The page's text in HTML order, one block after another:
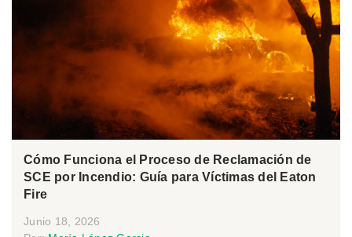
Cómo Funciona el Proceso de Reclamación de
SCE por Incendio: Guía para Víctimas del Eaton
Fire
Junio 18, 2026